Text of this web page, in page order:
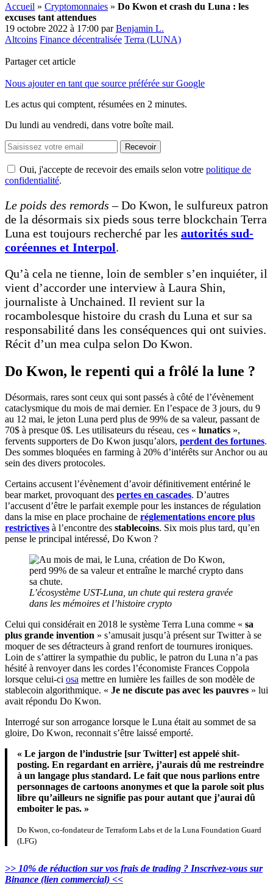
Accueil » Cryptomonnaies » Do Kwon et crash du Luna : les
excuses tant attendues
19 octobre 2022 à 17:00 parBenjamin L.
Altcoins Finance décentralisée Terra (LUNA)
Partager cet article
Nous ajouter en tant que source préférée sur Google
Les actus qui comptent, résumées en 2 minutes.
Du lundi au vendredi, dans votre boîte mail.
Recevoir
Oui, j'accepte de recevoir des emails selon votre politique de
confidentialité.
Le poids des remords– Do Kwon, le sulfureux patron
de la désormais six pieds sous terre blockchain Terra
Luna est toujours recherché par les autorités sud-
coréennes et Interpol.
Qu’à cela ne tienne, loin de sembler s’en inquiéter, il
vient d’accorder une interview à Laura Shin,
journaliste à Unchained. Il revient sur la
rocambolesque histoire du crash du Luna et sur sa
responsabilité dans les conséquences qui ont suivies.
Récit d’un mea culpa selon Do Kwon.
Do Kwon, le repenti qui a frôlé la lune ?
Désormais, rares sont ceux qui sont passés à côté de l’évènement
cataclysmique du mois de mai dernier. En l’espace de 3 jours, du 9
au 12 mai, le jeton Luna perd plus de 99% de sa valeur, passant de
70$ à presque 0$. Les utilisateurs du réseau, ces « lunatics »,
fervents supporters de Do Kwon jusqu’alors, perdent des fortunes.
Des sommes bloquées en farming à 20% d’intérêts sur Anchor ou au
sein des divers protocoles.
Certains accusent l’évènement d’avoir définitivement entériné le
bear market, provoquant des pertes en cascades. D’autres
l’accusent d’être le parfait exemple pour les instances de régulation
dans la mise en place prochaine de réglementations encore plus
restrictives à l’encontre des stablecoins. Six mois plus tard, qu’en
pense le principal intéressé, Do Kwon ?
L’écosystème UST-Luna, un chute qui restera gravée
dans les mémoires et l’histoire crypto
Celui qui considérait en 2018 le système Terra Luna comme « sa
plus grande invention » s’amusait jusqu’à présent sur Twitter à se
moquer de ses détracteurs à grand renfort de tournures ironiques.
Loin de s’attirer la sympathie du public, le patron du Luna n’a pas
hésité à renvoyer dans les cordes l’économiste Frances Coppola
lorsque celui-ci osa mettre en lumière les failles de son modèle de
stablecoin algorithmique. « Je ne discute pas avec les pauvres » lui
avait répondu Do Kwon.
Interrogé sur son arrogance lorsque le Luna était au sommet de sa
gloire, Do Kwon, reconnait s’être laissé emporté.
« Le jargon de l’industrie [sur Twitter] est appelé shit-
posting. En regardant en arrière, j’aurais dû me restreindre
à un langage plus standard. Le fait que nous parlions entre
personnages de cartoons anonymes et que la parole soit plus
libre qu’ailleurs ne signifie pas pour autant que j’aurai dû
emboiter le pas. »
Do Kwon, co-fondateur de Terraform Labs et de la Luna Foundation Guard
(LFG)
>> 10% de réduction sur vos frais de trading ? Inscrivez-vous sur
Binance (lien commercial) <<